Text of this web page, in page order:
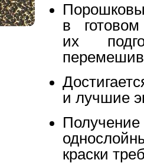
в
их
и лучшие
Получение
краски